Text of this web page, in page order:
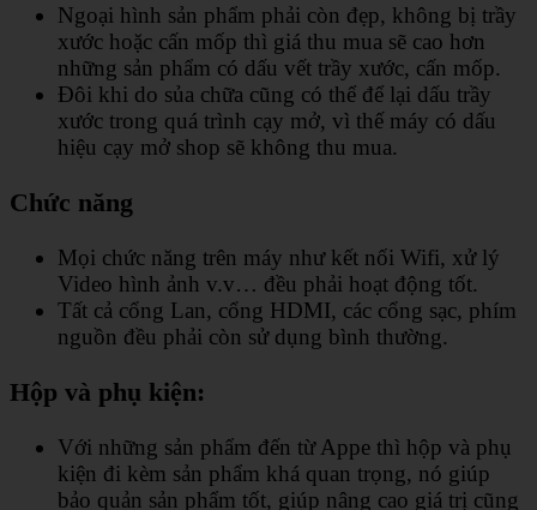
Ngoại hình sản phẩm phải còn đẹp, không bị trầy
xước hoặc cấn mốp thì giá thu mua sẽ cao hơn
những sản phẩm có dấu vết trầy xước, cấn mốp.
Đôi khi do sủa chữa cũng có thể để lại dấu trầy
xước trong quá trình cạy mở, vì thế máy có dấu
hiệu cạy mở shop sẽ không thu mua.
Chức năng
Mọi chức năng trên máy như kết nối Wifi, xử lý
Video hình ảnh v.v… đều phải hoạt động tốt.
Tất cả cổng Lan, cổng HDMI, các cổng sạc, phím
nguồn đều phải còn sử dụng bình thường.
Hộp và phụ kiện:
Với những sản phẩm đến từ Appe thì hộp và phụ
kiện đi kèm sản phẩm khá quan trọng, nó giúp
bảo quản sản phẩm tốt, giúp nâng cao giá trị cũng